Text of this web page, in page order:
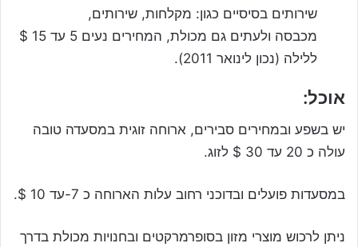
שירותים בסיסיים כגון: מקלחות, שירותים,
מכבסה ולעתים גם מכולת, המחירים נעים 5 עד 15 $
ללילה (נכון לינואר 2011).
אוכל:
יש בשפע ובמחירים סבירים, ארוחה זוגית במסעדה טובה
עולה כ 20 עד 30 $ לזוג.
במסעדות פועלים ובדוכני רחוב עלות הארוחה כ 7-עד 10 $.
ניתן לרכוש מוצרי מזון בסופרמרקטים ובחנויות מכולת בדרך